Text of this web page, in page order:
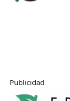
Publicidad